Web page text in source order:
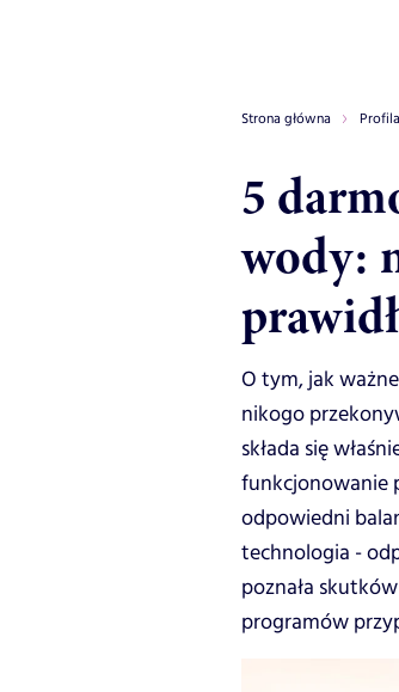
Strona główna
5
wody:
O tym, jak
nikogo
składa się
funkcjonowanie
odpowiedni
technologia -
poznała
programów